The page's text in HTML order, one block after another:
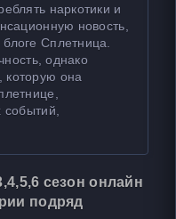
наркотики и
новость,
Сплетница.
однако
она
событий,
сезон онлайн
подряд